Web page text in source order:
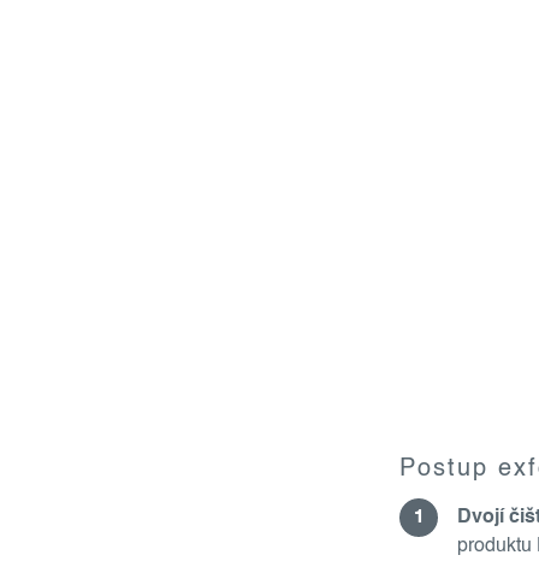
Postup
Dvojí
produktu